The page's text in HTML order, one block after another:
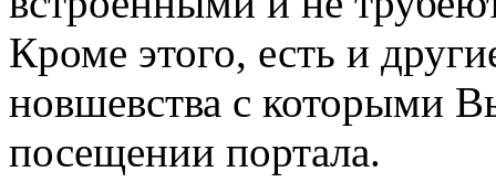
Кроме этого, есть и
новшевства с которыми
посещении портала.